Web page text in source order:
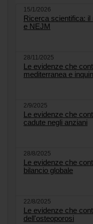
15/1/2026
Ricerca scientifica:
e NEJM
28/11/2025
Le evidenze che
mediterranea e
2/9/2025
Le evidenze che
cadute negli anziani
28/8/2025
Le evidenze che
bilancio globale
22/8/2025
Le evidenze che
dell'osteoporosi